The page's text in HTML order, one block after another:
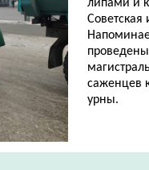
липами и
Советская
проведены
саженцев
урны.